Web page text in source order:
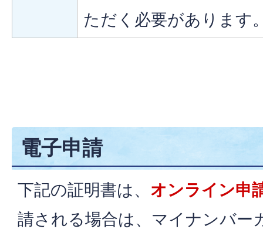
ただく必要があります
電子申請
下記の証明書は、 オンライン申
請される場合は、マイナンバー